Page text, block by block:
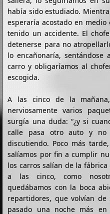
había sido estudiado.
esperaría acostado en
tenido un accidente. El
detenerse para no
lo encañonaría, sentándose
carro y obligaríamos al
escogida.
A las cinco de la
nerviosamente varios
surgía una duda: “¿y si
calle pasa otro auto y no
discutiendo. Poco más
salíamos por fin a cumplir
los carros salían de la
a las cinco, como
quedábamos con la boca
repartidores, que volvían
pasado una noche más